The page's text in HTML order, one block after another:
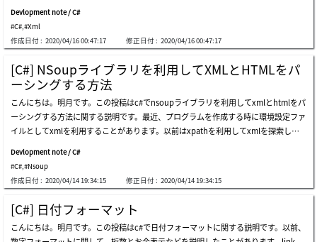
も問題があるのはpublicの値は出来ますが、privateやprotectedはコピーが不可能な
ので、クラス複製ができないと意味になります。上の状況ならdata2を設定する方法
がないです。完全にコピーができないです。それをreflectionを利用して解決ができ
ます。link - https://www.nowonbun.com/34.htmlクラスでmemberwisecloneを利
用しなくてクラス複製になりました。nodeクラスの修正がなしで外部でクラスコピ
ーができるといみです。ここまでc#でreflectionを利用してクラス複製する方法に関
する説明でした。ご不明なところや間違いところがあればコメントしてください。
とよりnsoupのライブラリを利用してデータを取得することが一般的なことになりま
した。でも、sizzleエンジンの要素を検索する方法の以前はxpathで検索することが
一般的だったんです。でも、xpathの方法が悪いことではなく、css selectorで検索
するキーが単純だし、理解しやすいのでよく使うことです。でも以前の方法がもっと
よい時があります。例えば、xmlから一つのデータとノードを検索することではnsou
pのほうがいいです。でも、xmlの全体を構造化するしクラスを変換することではrea
derを利用するかもっと明確なルールを決めて検索することならxpathがよいです。st
ringで正規表現でreplaceするか、ただ特定文字でreplaceするかの差と似てます。実
はxpathを使うためにはxpathを詳しく知らなければならないですが、いつかxpath
は別途で説明します。xpathを使うために以前で使った私のブログの検索エンジンに
登録するようなrssファイルを使いましょう。link - https://www.nowonbun.com/rs
sxpathを利用するクラスのnsoupみたいにオープンソースではなく、system.xmlの.
net frameworkを使います。コンソールの結果をみればrssのtitleのタグの内容だけ出
力したことを確認できます。後、descriptionのタグのテキストデータを変更して、
ファイルに格納しました。結果を確認すればdescriptionタグの内容が変更されたこ
とを確認できます。nsoupとsystem.xmlの差はnsoupの場合はhtmlまで検索ができ
Devlopment note / C#
#C# #Xml
作成日付 : 2020/04/16 00:47:17 修正日付 : 2020/04/16 00:47:17
[C#] NSoupライブラリを利用してXMLとHTMLをパ
ーシングする方法
こんにちは。明月です。この投稿はc#でnsoupライブラリを利用してxmlとhtmlをパ
ーシングする方法に関する説明です。最近、プログラムを作成する時に環境設定ファ
イルとしてxmlを利用することがあります。以前はxpathを利用してxmlを探索して
概念が生じ、classやidなどのアトリビュートで検索する方法ができました。nsoup
ライブラリはxmlやhtml形式にあるファイルやデータをcssselectorで探索するライ
ブラリです。個人的にxpathはxmlを探索する時にもっと明確に検索ができますが、j
avascriptや様々でcssselectorをよく使う今はcssselectorタイプで探索するほうがも
っとしやすくなったと思います。visual studioでnsoupライブラリを使うためにnug
etを利用してライブラリをダウンロード及び連結しましょう。私のブログで検索エン
Devlopment note / C#
#C#,#Nsoup
作成日付 : 2020/04/14 19:34:15 修正日付 : 2020/04/14 19:34:15
[C#] 日付フォーマット
こんにちは。明月です。この投稿はc#で日付フォーマットに関する説明です。以前、